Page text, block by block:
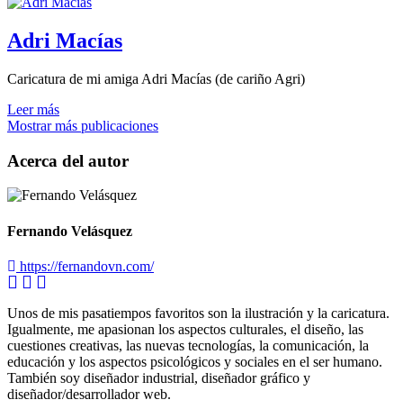
Adri Macías
Caricatura de mi amiga Adri Macías (de cariño Agri)
Leer más
Mostrar más publicaciones
Acerca del autor
Fernando Velásquez
https://fernandovn.com/
Unos de mis pasatiempos favoritos son la ilustración y la caricatura.
Igualmente, me apasionan los aspectos culturales, el diseño, las
cuestiones creativas, las nuevas tecnologías, la comunicación, la
educación y los aspectos psicológicos y sociales en el ser humano.
También soy diseñador industrial, diseñador gráfico y
diseñador/desarrollador web.